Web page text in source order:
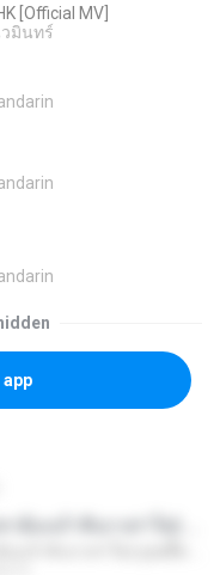
[Official MV]
มินทร์
app